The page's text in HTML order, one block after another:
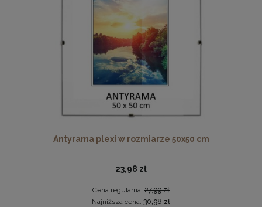
Ramka na zdjęcia 30x60 cm, drewniana w kolorze czarnym
49,99 zł
Najniższa cena:
DO KOSZYKA
Antyrama plexi w rozmiarze 50x50 cm
23,98 zł
Cena regularna: 27,99 zł
Najniższa cena: 30,98 zł